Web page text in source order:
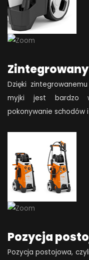
Dzięki
myjki jest bardzo
pokonywanie schodów
Pozycja
Pozycja postojowa,